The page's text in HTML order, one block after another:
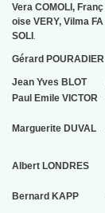
Vera COMOLI, Franç
oise VERY, Vilma FA
SOLI .
Gérard POURADIER
Jean Yves BLOT
Paul Emile VICTOR
Marguerite DUVAL
Albert LONDRES
Bernard KAPP